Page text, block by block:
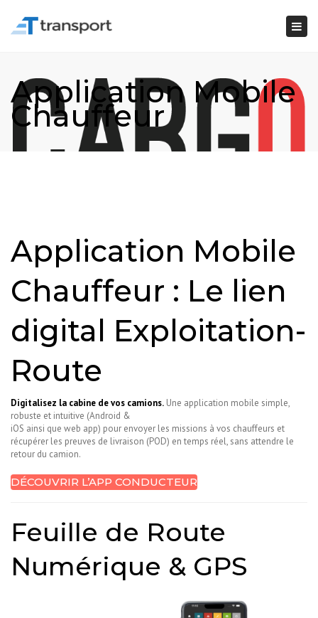
Application Mobile
Chauffeur
Application Mobile
Chauffeur : Le lien
digital Exploitation-
Route
Digitalisez la cabine de vos camions. Une application mobile simple,
robuste et intuitive (Android &
iOS ainsi que web app) pour envoyer les missions à vos chauffeurs et
récupérer les preuves de livraison (POD) en temps réel, sans attendre le
retour du camion.
DÉCOUVRIR L’APP CONDUCTEUR
Feuille de Route
Numérique & GPS